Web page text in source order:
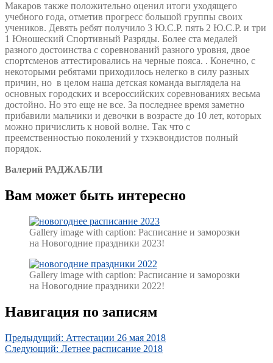
Макаров также положительно оценил итоги уходящего
учебного года, отметив прогресс большой группы своих
учеников. Девять ребят получило 3 Ю.С.Р. пять 2 Ю.С.Р. и три
1 Юношеский Спортивный Разряды. Более ста медалей
разного достоинства с соревнований разного уровня, двое
спортсменов аттестировались на черные пояса. . Конечно, с
некоторыми ребятами приходилось нелегко в силу разных
причин, но в целом наша детская команда выглядела на
основных городских и всероссийских соревнованиях весьма
достойно. Но это еще не все. За последнее время заметно
прибавили мальчики и девочки в возрасте до 10 лет, которых
можно причислить к новой волне. Так что с
преемственностью поколений у тхэквондистов полный
порядок.
Валерий РАДЖАБЛИ
Вам может быть интересно
Gallery image with caption: Расписание и заморозки
на Новогодние праздники 2023!
Gallery image with caption: Расписание и заморозки
на Новогодние праздники 2022!
Навигация по записям
Предыдущий: Аттестации 26 мая 2018
Следующий: Летнее расписание 2018